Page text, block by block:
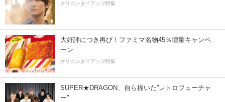
オリコンタイアップ特集
大好評につき再び！ファミマ名物45％増量キャンペ
ーン
オリコンタイアップ特集
SUPER★DRAGON、自ら描いた”レトロフューチャ
ー”